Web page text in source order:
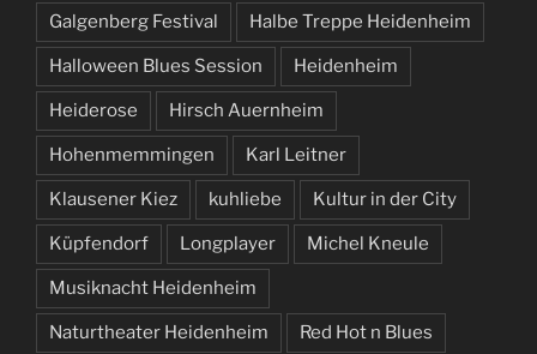
Galgenberg Festival Halbe Treppe Heidenheim
Halloween Blues Session Heidenheim
Heiderose Hirsch Auernheim
Hohenmemmingen Karl Leitner
Klausener Kiez kuhliebe Kultur in der City
Küpfendorf Longplayer Michel Kneule
Musiknacht Heidenheim
Naturtheater Heidenheim Red Hot n Blues